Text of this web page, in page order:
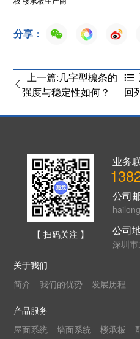
分享：
上一篇:几字型檩条的
强度与稳定性如何？
回
【 扫码关注 】
业务
公司
公司
深圳
关于我们
简介
我们的优势 发展历程
产品服务
屋面系统
墙面系统 楼承板